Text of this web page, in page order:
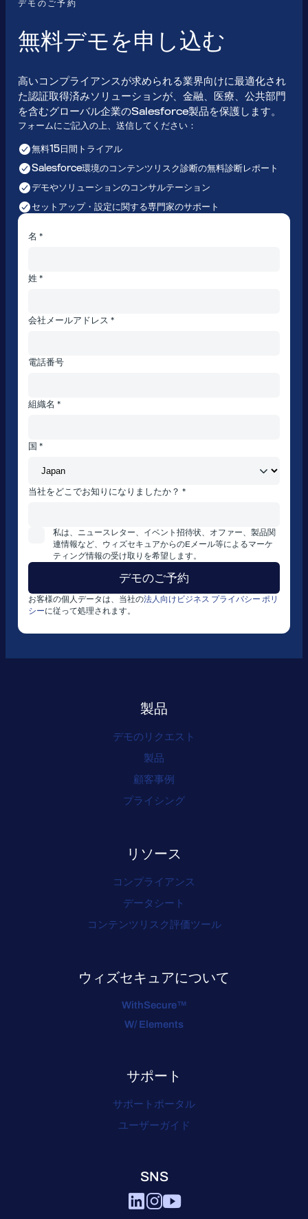
デモのご予約
無料デモを申し込む
高いコンプライアンスが求められる業界向けに最適化され
た認証取得済みソリューションが、金融、医療、公共部門
を含むグローバル企業のSalesforce製品を保護します。
フォームにご記入の上、送信してください：
無料15日間トライアル
Salesforce環境のコンテンツリスク診断の無料診断レポート
デモやソリューションのコンサルテーション
セットアップ・設定に関する専門家のサポート
名 *
姓 *
会社メールアドレス *
電話番号
組織名 *
国 *
当社をどこでお知りになりましたか？ *
私は、ニュースレター、イベント招待状、オファー、製品関
連情報など、ウィズセキュアからのEメール等によるマーケ
ティング情報の受け取りを希望します。
お客様の個人データは、当社の法人向けビジネス プライバシー ポリ
シーに従って処理されます。
製品
デモのリクエスト
製品
顧客事例
プライシング
リソース
コンプライアンス
データシート
コンテンツリスク評価ツール
ウィズセキュアについて
WithSecure™
W/ Elements
サポート
サポートポータル
ユーザーガイド
SNS